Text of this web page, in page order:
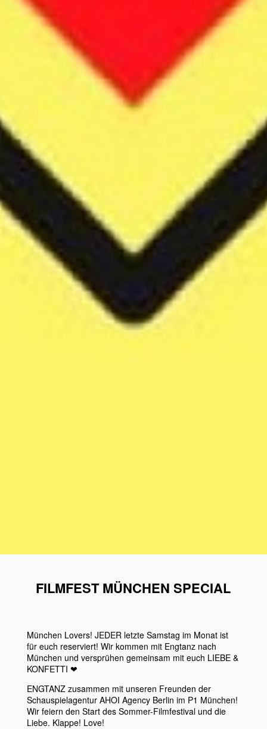
FILMFEST MÜNCHEN SPECIAL
München Lovers! JEDER letzte Samstag im Monat ist
für euch reserviert! Wir kommen mit Engtanz nach
München und versprühen gemeinsam mit euch LIEBE &
KONFETTI ❤︎
ENGTANZ zusammen mit unseren Freunden der
Schauspielagentur AHOI Agency Berlin im P1 München!
Wir feiern den Start des Sommer-Filmfestival und die
Liebe. Klappe! Love!